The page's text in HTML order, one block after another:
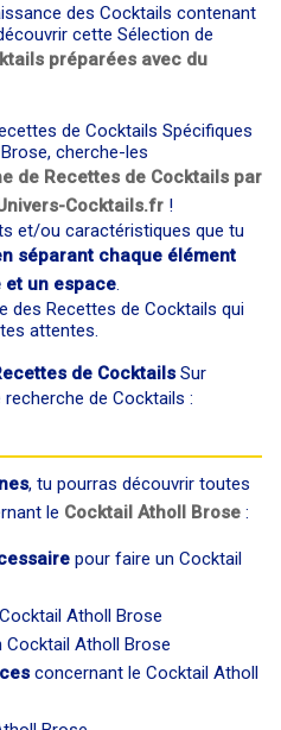
des Cocktails contenant
cette Sélection de
préparées avec du
de Cocktails Spécifiques
cherche-les
de Recettes de Cocktails par
Cocktails.fr !
et/ou caractéristiques que tu
séparant chaque élément
et un espace.
des Recettes de Cocktails qui
attentes.
de Cocktails Sur
de Cocktails :
, tu pourras découvrir toutes
le Cocktail Atholl Brose :
pour faire un Cocktail
Atholl Brose
Cocktail Atholl Brose
concernant le Cocktail Atholl